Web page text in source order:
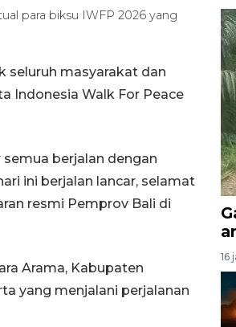
para biksu IWFP 2026 yang
seluruh masyarakat dan
Indonesia Walk For Peace
berjalan dengan
ini berjalan lancar, selamat
resmi Pemprov Bali di
Arama, Kabupaten
yang menjalani perjalanan
16